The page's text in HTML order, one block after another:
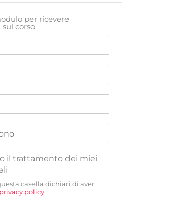
per ricevere
corso
il trattamento dei miei
casella dichiari di aver
privacy policy